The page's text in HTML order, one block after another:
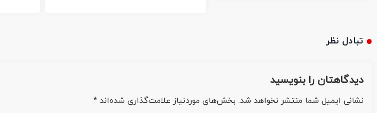
تبادل نظر
دیدگاهتان را بنویسید
نشانی ایمیل شما منتشر نخواهد شد. بخش‌های موردنیاز علامت‌گذاری شده‌اند *